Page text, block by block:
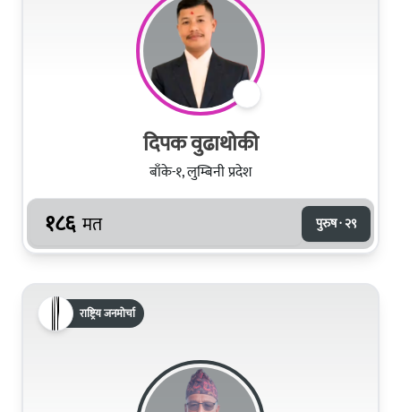
दिपक वुढाथोकी
बाँके-१, लुम्बिनी प्रदेश
१८६ मत पुरुष · २९
राष्ट्रिय जनमोर्चा